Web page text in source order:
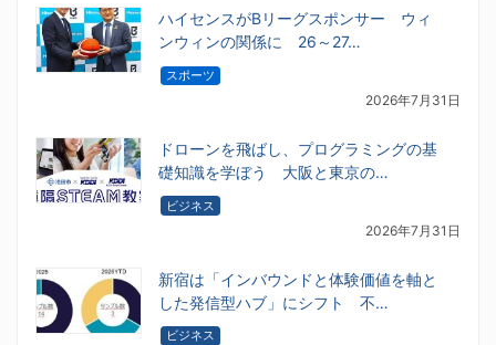
ハイセンスがBリーグスポンサー ウィ
ンウィンの関係に 26～27…
スポーツ
2026年7月31日
ドローンを飛ばし、プログラミングの基
礎知識を学ぼう 大阪と東京の…
ビジネス
2026年7月31日
新宿は「インバウンドと体験価値を軸と
した発信型ハブ」にシフト 不…
ビジネス